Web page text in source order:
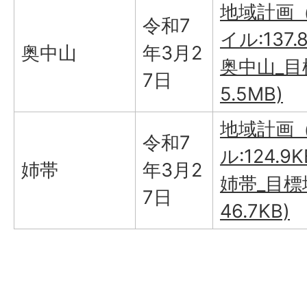
奥中山
令和7
年3月2
7日
地域計画
イル
奥中山_
5.5MB)
姉帯
令和7
年3月2
7日
地域計画
ル
姉帯_目
46.7KB)